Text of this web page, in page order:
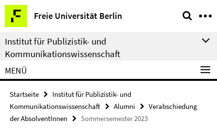
Springe
direkt
zu
Inhalt
Freie Universität Berlin
Service-
Navigation
Institut für Publizistik- und
Kommunikationswissenschaft
MENÜ
Startseite
Institut für Publizistik- und
Kommunikationswissenschaft
Alumni
Verabschiedung
der AbsolventInnen
Sommersemester 2023